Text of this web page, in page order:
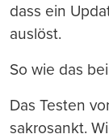
dass ein
auslöst.
So wie das
Das Testen
sakrosankt.